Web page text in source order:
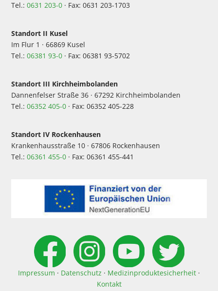
Tel.: 0631 203-0 · Fax: 0631 203-1703
Standort II Kusel
Im Flur 1 · 66869 Kusel
Tel.: 06381 93-0 · Fax: 06381 93-5702
Standort III Kirchheimbolanden
Dannenfelser Straße 36 · 67292 Kirchheimbolanden
Tel.: 06352 405-0 · Fax: 06352 405-228
Standort IV Rockenhausen
Krankenhausstraße 10 · 67806 Rockenhausen
Tel.: 06361 455-0 · Fax: 06361 455-441
Impressum · Datenschutz · Medizinproduktesicherheit ·
Kontakt